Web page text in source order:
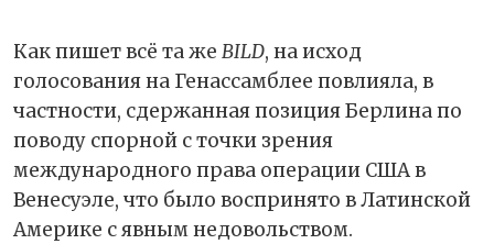
Как пишет всё та же BILD, на исход
голосования на Генассамблее повлияла, в
частности, сдержанная позиция Берлина по
поводу спорной с точки зрения
международного права операции США в
Венесуэле, что было воспринято в Латинской
Америке с явным недовольством.